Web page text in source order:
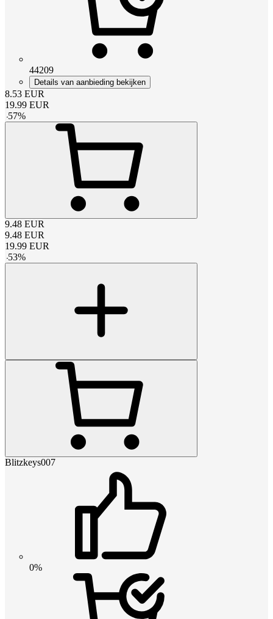
44209
Details van aanbieding bekijken
8.53 EUR
19.99 EUR
-57%
9.48 EUR
9.48 EUR
19.99 EUR
-53%
Blitzkeys007
0%